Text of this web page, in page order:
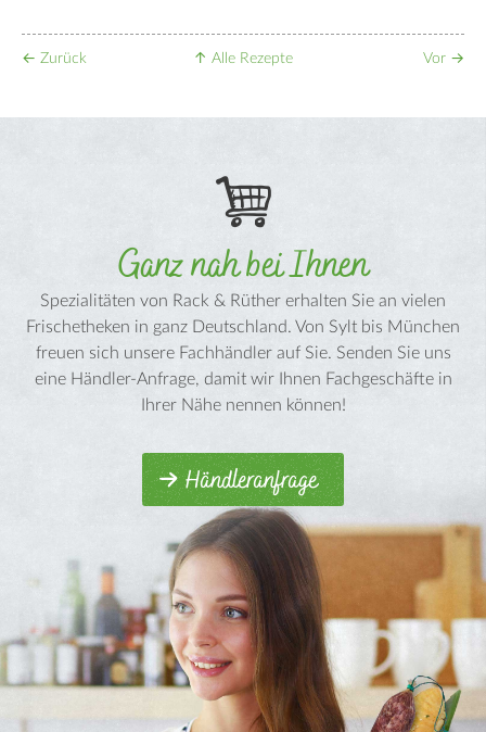
← Zurück ↑ Alle Rezepte Vor →
Ganz nah bei Ihnen
Spezialitäten von Rack & Rüther erhalten Sie an vielen
Frischetheken in ganz Deutschland. Von Sylt bis München
freuen sich unsere Fachhändler auf Sie. Senden Sie uns
eine Händler-Anfrage, damit wir Ihnen Fachgeschäfte in
Ihrer Nähe nennen können!
Händleranfrage